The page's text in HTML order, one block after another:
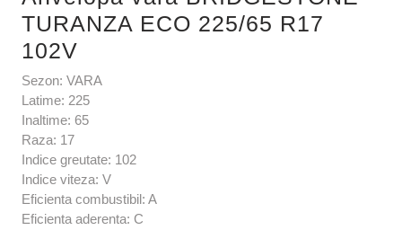
TURANZA ECO 225/65 R17
102V
Sezon: VARA
Latime: 225
Inaltime: 65
Raza: 17
Indice greutate: 102
Indice viteza: V
Eficienta combustibil: A
Eficienta aderenta: C